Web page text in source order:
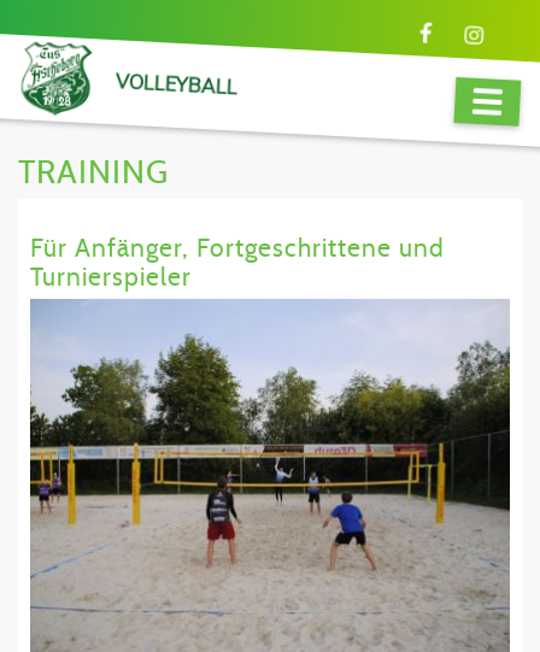
VOLLEYBALL
TRAINING
Für Anfänger, Fortgeschrittene und
Turnierspieler